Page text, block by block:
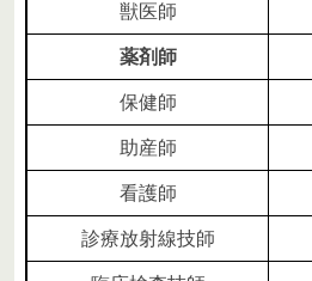
獣医師
薬剤師
保健師
助産師
看護師
診療放射線技師